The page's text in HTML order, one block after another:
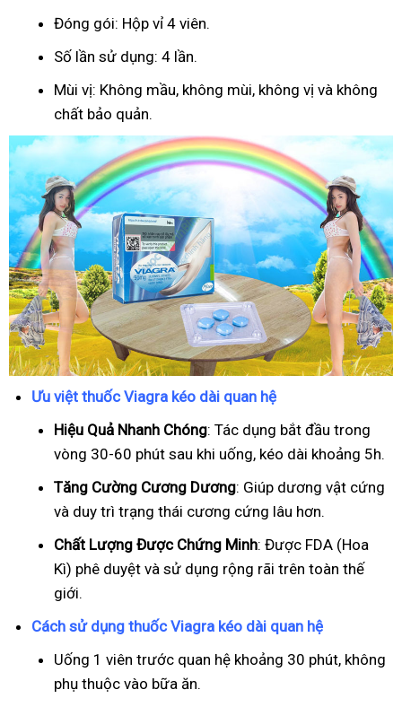
Đóng gói: Hộp vỉ 4 viên.
Số lần sử dụng: 4 lần.
Mùi vị: Không mầu, không mùi, không vị và không
chất bảo quản.
Ưu việt thuốc Viagra kéo dài quan hệ
Hiệu Quả Nhanh Chóng: Tác dụng bắt đầu trong
vòng 30-60 phút sau khi uống, kéo dài khoảng 5h.
Tăng Cường Cương Dương: Giúp dương vật cứng
và duy trì trạng thái cương cứng lâu hơn.
Chất Lượng Được Chứng Minh: Được FDA (Hoa
Kì) phê duyệt và sử dụng rộng rãi trên toàn thế
giới.
Cách sử dụng thuốc Viagra kéo dài quan hệ
Uống 1 viên trước quan hệ khoảng 30 phút, không
phụ thuộc vào bữa ăn.